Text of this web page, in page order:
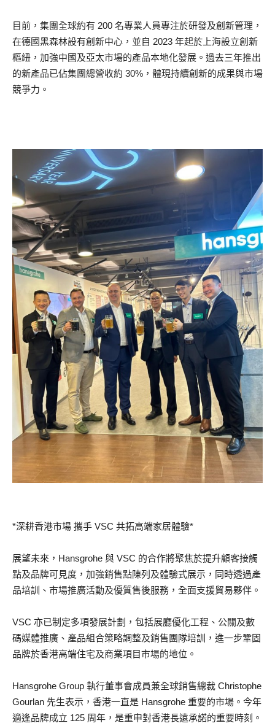
目前，集團全球約有 200 名專業人員專注於研發及創新管理，
在德國黑森林設有創新中心，並自 2023 年起於上海設立創新
樞紐，加強中國及亞太市場的產品本地化發展。過去三年推出
的新產品已佔集團總營收約 30%，體現持續創新的成果與市場
競爭力。
*深耕香港市場 攜手 VSC 共拓高端家居體驗*
展望未來，Hansgrohe 與 VSC 的合作將聚焦於提升顧客接觸
點及品牌可見度，加強銷售點陳列及體驗式展示，同時透過產
品培訓、市場推廣活動及優質售後服務，全面支援貿易夥伴。
VSC 亦已制定多項發展計劃，包括展廳優化工程、公關及數
碼媒體推廣、產品組合策略調整及銷售團隊培訓，進一步鞏固
品牌於香港高端住宅及商業項目市場的地位。
Hansgrohe Group 執行董事會成員兼全球銷售總裁 Christophe
Gourlan 先生表示，香港一直是 Hansgrohe 重要的市場。今年
適逢品牌成立 125 周年，是重申對香港長遠承諾的重要時刻。